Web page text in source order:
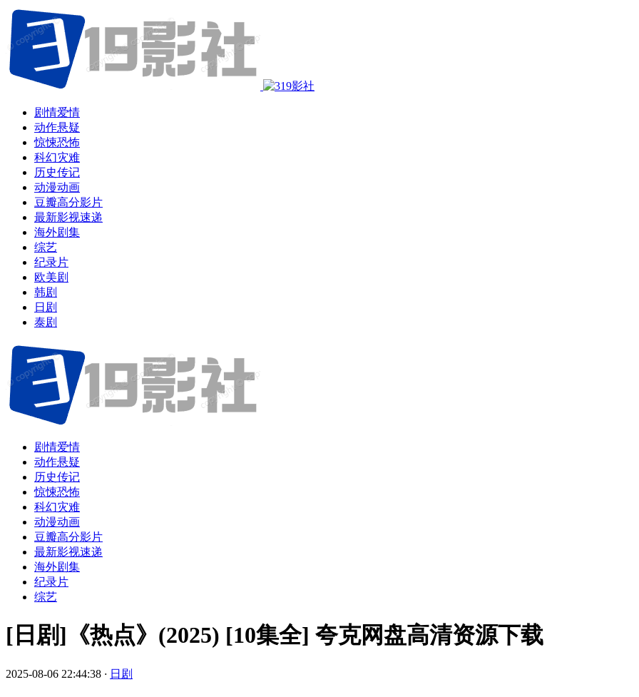
剧情爱情
动作悬疑
惊悚恐怖
科幻灾难
历史传记
动漫动画
豆瓣高分影片
最新影视速递
海外剧集
综艺
纪录片
欧美剧
韩剧
日剧
泰剧
剧情爱情
动作悬疑
历史传记
惊悚恐怖
科幻灾难
动漫动画
豆瓣高分影片
最新影视速递
海外剧集
纪录片
综艺
[日剧]《热点》(2025) [10集全] 夸克网盘高清资源下载
2025-08-06 22:44:38 · 日剧